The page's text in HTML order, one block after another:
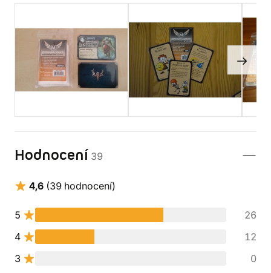
Hodnocení 39
4,6 (39 hodnocení)
5
26
4
12
3
0